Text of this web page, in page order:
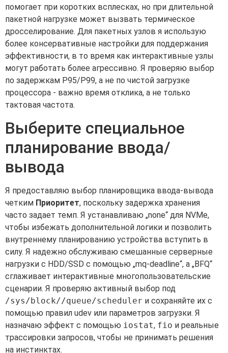
помогает при коротких всплесках, но при длительной
пакетной нагрузке может вызвать термическое
дросселирование. Для пакетных узлов я использую
более консервативные настройки для поддержания
эффективности, в то время как интерактивные узлы
могут работать более агрессивно. Я проверяю выбор
по задержкам P95/P99, а не по чистой загрузке
процессора - важно время отклика, а не только
тактовая частота.
Выберите специальное
планирование ввода/
вывода
Я предоставляю выбор планировщика ввода-вывода
четким Приоритет, поскольку задержка хранения
часто задает темп. Я устанавливаю „none“ для NVMe,
чтобы избежать дополнительной логики и позволить
внутреннему планированию устройства вступить в
силу. Я надежно обслуживаю смешанные серверные
нагрузки с HDD/SSD с помощью „mq-deadline“, а „BFQ“
сглаживает интерактивные многопользовательские
сценарии. Я проверяю активный выбор под
/sys/block//queue/scheduler и сохраняйте их с
помощью правил udev или параметров загрузки. Я
назначаю эффект с помощью iostat, fio и реальные
трассировки запросов, чтобы не принимать решения
на инстинктах.